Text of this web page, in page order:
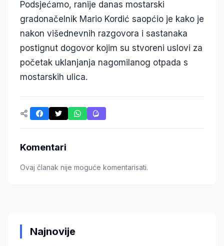
Podsjećamo, ranije danas mostarski
gradonačelnik Mario Kordić saopćio je kako je
nakon višednevnih razgovora i sastanaka
postignut dogovor kojim su stvoreni uslovi za
početak uklanjanja nagomilanog otpada s
mostarskih ulica.
Komentari
Ovaj članak nije moguće komentarisati.
Najnovije